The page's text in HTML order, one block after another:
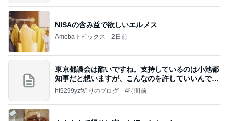
NISAの含み益で欲しいエルメス
Amebaトピックス 2日前
東京都議会は酷いですね。支持しているのは小池都
知事だと想いますが、こんなのを許していいんです
か？
ht9299yzf祈りのブログ 4時間前